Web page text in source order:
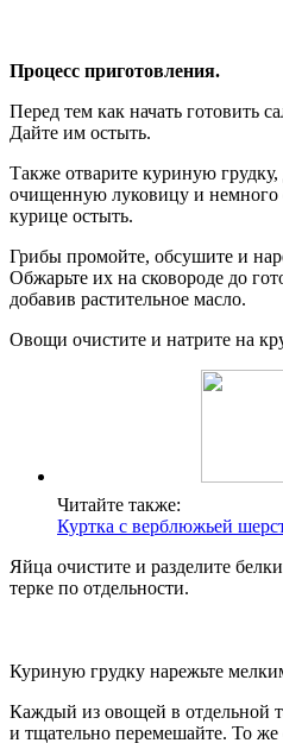
Процесс приготовления.
Перед тем как начать готовить
Дайте им остыть.
Также отварите куриную грудку,
очищенную луковицу и немного
курице остыть.
Грибы промойте, обсушите и
Обжарьте их на сковороде до
добавив растительное масло.
Овощи очистите и натрите на
Читайте также:
Куртка с верблюжьей
Яйца очистите и разделите
терке по отдельности.
Куриную грудку нарежьте
Каждый из овощей в отдельной
и тщательно перемешайте. То же